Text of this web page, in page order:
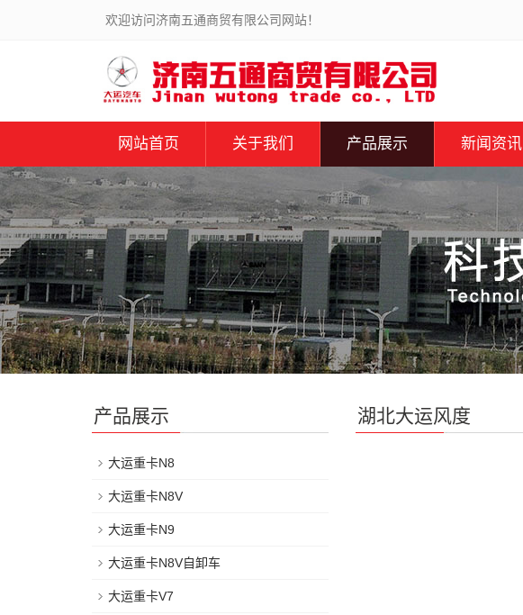
欢迎访问济南五通商贸有限公司网站！
网站首页 关于我们 产品展示 新闻资讯
湖北大运风度
产品展示
大运重卡N8
大运重卡N8V
大运重卡N9
大运重卡N8V自卸车
大运重卡V7